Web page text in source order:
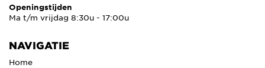
Openingstijden
Ma t/m vrijdag 8:30u - 17:00u
NAVIGATIE
Home